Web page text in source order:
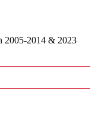
2005-2014 & 2023